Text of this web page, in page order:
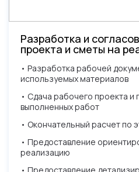
Разработка и
проекта и сметы на
• Разработка рабочей
используемых материалов
• Сдача рабочего проекта и
выполненных работ
• Окончательный расчет по
• Предоставление
реализацию